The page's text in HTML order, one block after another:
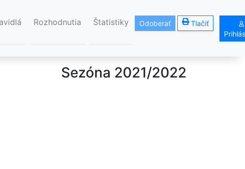
Rozhodnutia Štatistiky Odoberať
Tlačiť
Sezóna 2021/2022